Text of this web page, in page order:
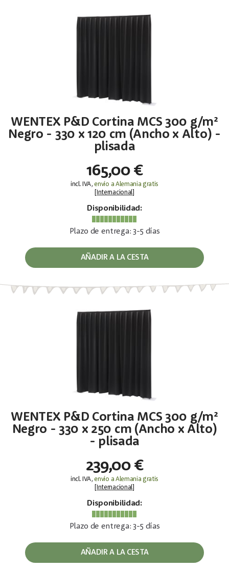
WENTEX P&D Cortina MCS 300 g/m²
Negro - 330 x 120 cm (Ancho x Alto) -
plisada
165,00 €
incl. IVA,envío a Alemania gratis
Internacional]
Disponibilidad:
Plazo de entrega: 3-5 días
AÑADIR A LA CESTA
WENTEX P&D Cortina MCS 300 g/m²
Negro - 330 x 250 cm (Ancho x Alto)
- plisada
239,00 €
incl. IVA,envío a Alemania gratis
Internacional]
Disponibilidad:
Plazo de entrega: 3-5 días
AÑADIR A LA CESTA